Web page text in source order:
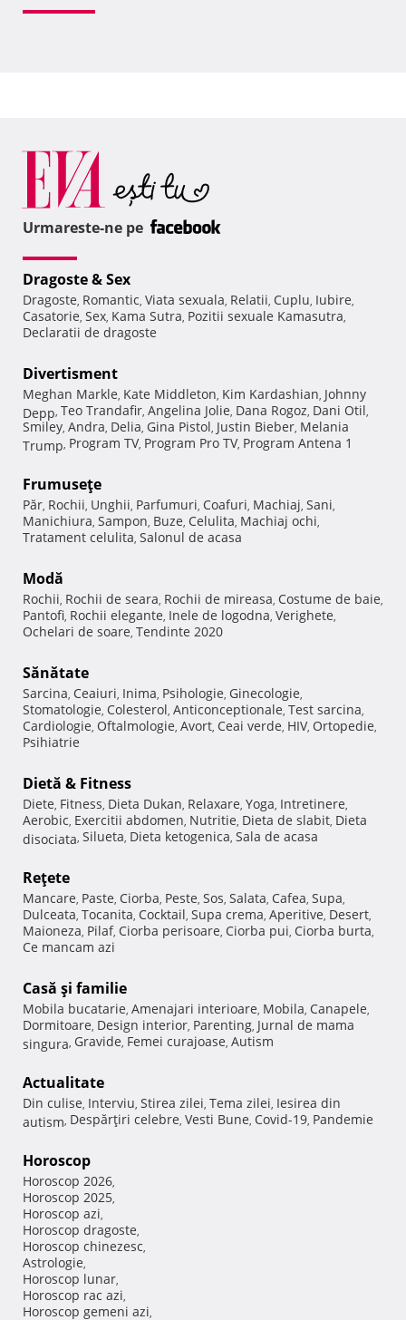
Urmareste-ne pe
Dragoste & Sex
Dragoste, Romantic, Viata sexuala, Relatii, Cuplu, Iubire,
Casatorie, Sex, Kama Sutra, Pozitii sexuale Kamasutra,
Declaratii de dragoste
Divertisment
Meghan Markle, Kate Middleton, Kim Kardashian, Johnny
Depp, Teo Trandafir, Angelina Jolie, Dana Rogoz, Dani Otil,
Smiley, Andra, Delia, Gina Pistol, Justin Bieber, Melania
Trump, Program TV, Program Pro TV, Program Antena 1
Frumuseţe
Păr, Rochii, Unghii, Parfumuri, Coafuri, Machiaj, Sani,
Manichiura, Sampon, Buze, Celulita, Machiaj ochi,
Tratament celulita, Salonul de acasa
Modă
Rochii, Rochii de seara, Rochii de mireasa, Costume de baie,
Pantofi, Rochii elegante, Inele de logodna, Verighete,
Ochelari de soare, Tendinte 2020
Sănătate
Sarcina, Ceaiuri, Inima, Psihologie, Ginecologie,
Stomatologie, Colesterol, Anticonceptionale, Test sarcina,
Cardiologie, Oftalmologie, Avort, Ceai verde, HIV, Ortopedie,
Psihiatrie
Dietă & Fitness
Diete, Fitness, Dieta Dukan, Relaxare, Yoga, Intretinere,
Aerobic, Exercitii abdomen, Nutritie, Dieta de slabit, Dieta
disociata, Silueta, Dieta ketogenica, Sala de acasa
Reţete
Mancare, Paste, Ciorba, Peste, Sos, Salata, Cafea, Supa,
Dulceata, Tocanita, Cocktail, Supa crema, Aperitive, Desert,
Maioneza, Pilaf, Ciorba perisoare, Ciorba pui, Ciorba burta,
Ce mancam azi
Casă şi familie
Mobila bucatarie, Amenajari interioare, Mobila, Canapele,
Dormitoare, Design interior, Parenting, Jurnal de mama
singura, Gravide, Femei curajoase, Autism
Actualitate
Din culise, Interviu, Stirea zilei, Tema zilei, Iesirea din
autism, Despărţiri celebre, Vesti Bune, Covid-19, Pandemie
Horoscop
Horoscop 2026,
Horoscop 2025,
Horoscop azi,
Horoscop dragoste,
Horoscop chinezesc,
Astrologie,
Horoscop lunar,
Horoscop rac azi,
Horoscop gemeni azi,